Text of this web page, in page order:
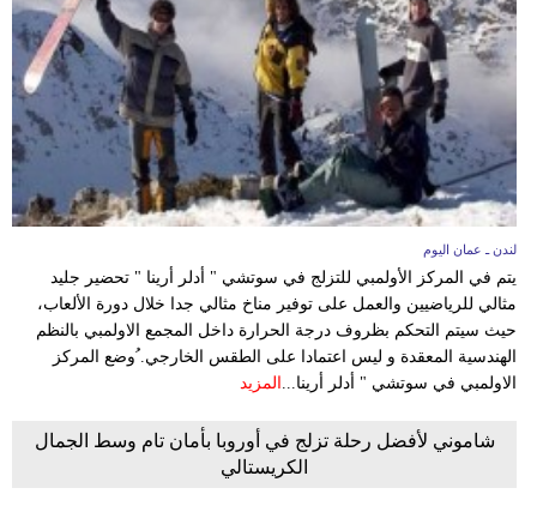
لندن ـ عمان اليوم
يتم في المركز الأولمبي للتزلج في سوتشي " أدلر أرينا " تحضير جليد
مثالي للرياضيين والعمل على توفير مناخ مثالي جدا خلال دورة الألعاب،
حيث سيتم التحكم بظروف درجة الحرارة داخل المجمع الاولمبي بالنظم
الهندسية المعقدة و ليس اعتمادا على الطقس الخارجي. ُوضع المركز
الاولمبي في سوتشي " أدلر أرينا... المزيد
شاموني لأفضل رحلة تزلج في أوروبا بأمان تام وسط الجمال
الكريستالي